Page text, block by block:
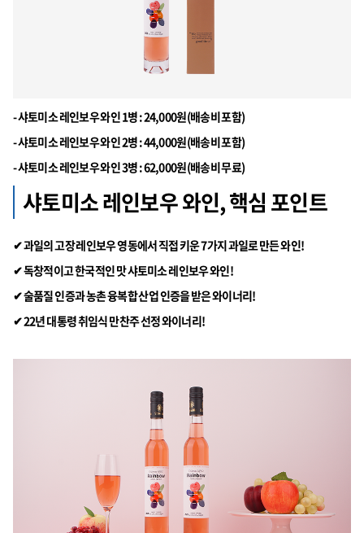
- 샤토미소 레인보우 와인 1병 : 24,000원(배송비 포함)
- 샤토미소 레인보우 와인 2병 : 44,000원(배송비 포함)
- 샤토미소 레인보우 와인 3병 : 62,000원(배송비 무료)
샤토미소 레인보우 와인, 핵심 포인트
✔ 과일의 고장 레인보우 영동에서 직접 키운 7가지 과일로 만든 와인!
✔ 독창적이고 한국적인 맛 샤토미소 레인보우 와인!
✔ 술품질 인증과 농촌 융복합 산업 인증을 받은 와이너리!
✔ 22년 대통령 취임식 만찬주 선정 와이너리!